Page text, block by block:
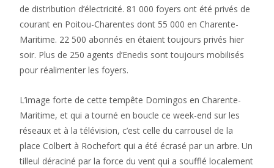
de distribution d’électricité. 81 000 foyers ont été privés de
courant en Poitou-Charentes dont 55 000 en Charente-
Maritime. 22 500 abonnés en étaient toujours privés hier
soir. Plus de 250 agents d’Enedis sont toujours mobilisés
pour réalimenter les foyers.
L’image forte de cette tempête Domingos en Charente-
Maritime, et qui a tourné en boucle ce week-end sur les
réseaux et à la télévision, c’est celle du carrousel de la
place Colbert à Rochefort qui a été écrasé par un arbre. Un
tilleul déraciné par la force du vent qui a soufflé localement